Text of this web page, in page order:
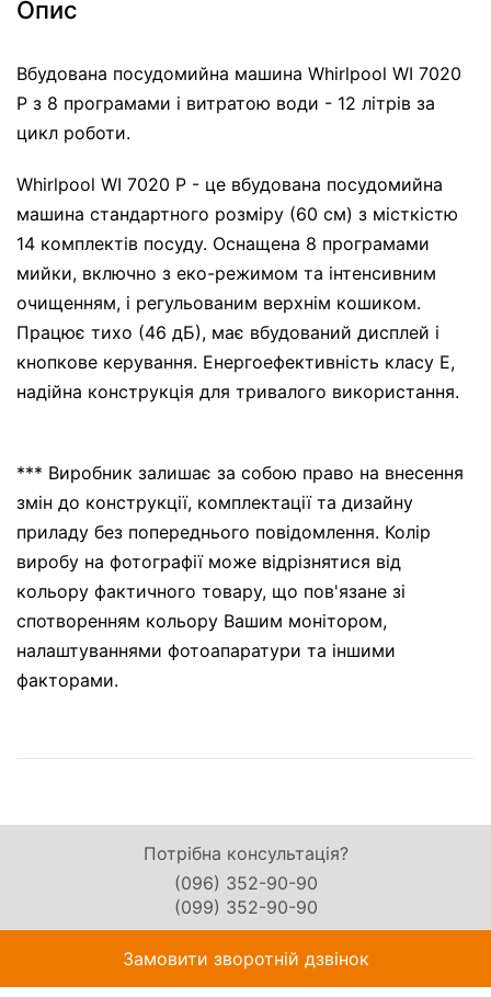
Опис
Вбудована посудомийна машина Whirlpool WI 7020
P з 8 програмами і витратою води - 12 літрів за
цикл роботи.
Whirlpool WI 7020 P - це вбудована посудомийна
машина стандартного розміру (60 см) з місткістю
14 комплектів посуду. Оснащена 8 програмами
мийки, включно з еко-режимом та інтенсивним
очищенням, і регульованим верхнім кошиком.
Працює тихо (46 дБ), має вбудований дисплей і
кнопкове керування. Енергоефективність класу E,
надійна конструкція для тривалого використання.
*** Виробник залишає за собою право на внесення
змін до конструкції, комплектації та дизайну
приладу без попереднього повідомлення. Колір
виробу на фотографії може відрізнятися від
кольору фактичного товару, що пов'язане зі
спотворенням кольору Вашим монітором,
налаштуваннями фотоапаратури та іншими
факторами.
Потрібна консультація?
(096) 352-90-90
(099) 352-90-90
Замовити зворотній дзвінок